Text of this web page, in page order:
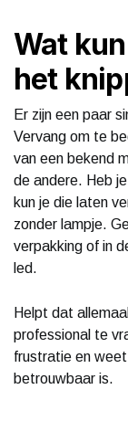
Wat
het
Er zijn een paar
Vervang om te
van een bekend
de andere. Heb
kun je die laten
zonder lampje.
verpakking of in
led.
Helpt dat
professional te
frustratie en
betrouwbaar is.